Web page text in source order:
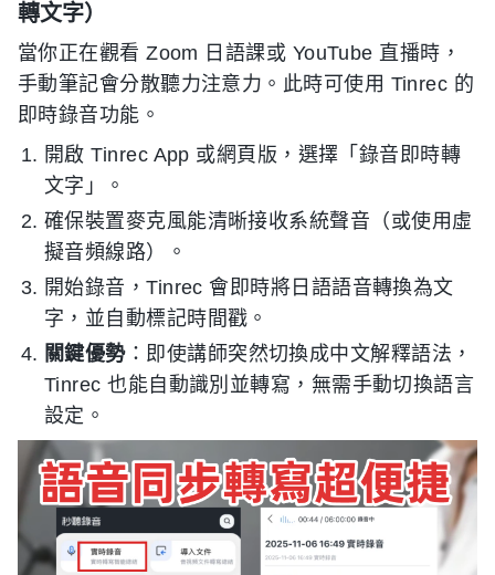
轉文字）
當你正在觀看 Zoom 日語課或 YouTube 直播時，
手動筆記會分散聽力注意力。此時可使用 Tinrec 的
即時錄音功能。
開啟 Tinrec App 或網頁版，選擇「錄音即時轉
文字」。
確保裝置麥克風能清晰接收系統聲音（或使用虛
擬音頻線路）。
開始錄音，Tinrec 會即時將日語語音轉換為文
字，並自動標記時間戳。
關鍵優勢：即使講師突然切換成中文解釋語法，
Tinrec 也能自動識別並轉寫，無需手動切換語言
設定。